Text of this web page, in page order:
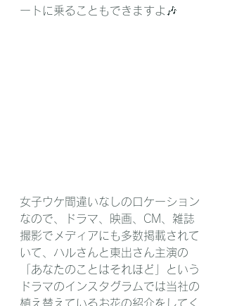
ートに乗ることもできますよ🎶
女子ウケ間違いなしのロケーション
なので、ドラマ、映画、CM、雑誌
撮影でメディアにも多数掲載されて
いて、ハルさんと東出さん主演の
「あなたのことはそれほど」という
ドラマのインスタグラムでは当社の
植え替えているお花の紹介をしてく